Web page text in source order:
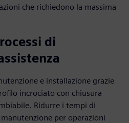
che richiedono la massima
di
e installazione grazie
incrociato con chiusura
Ridurre i tempi di
per operazioni